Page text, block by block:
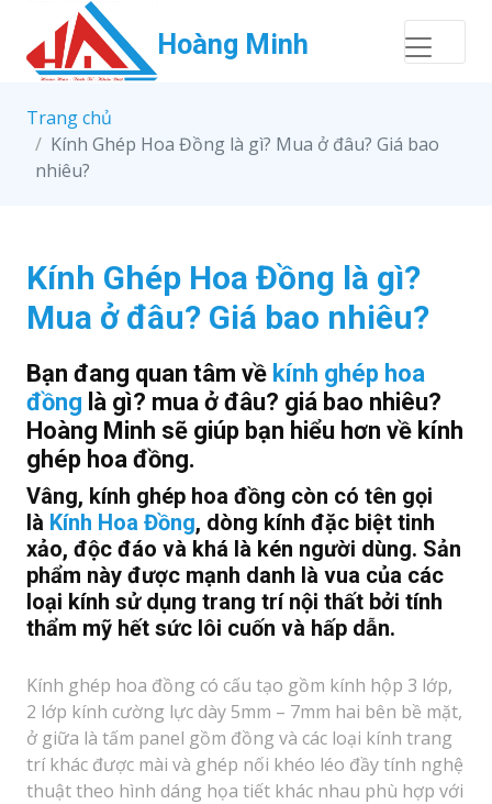
Hoàng Minh
Trang chủ
Kính Ghép Hoa Đồng là gì? Mua ở đâu? Giá bao
nhiêu?
Kính Ghép Hoa Đồng là gì?
Mua ở đâu? Giá bao nhiêu?
Bạn đang quan tâm về kính ghép hoa
đồng là gì? mua ở đâu? giá bao nhiêu?
Hoàng Minh sẽ giúp bạn hiểu hơn về kính
ghép hoa đồng.
Vâng, kính ghép hoa đồng còn có tên gọi
là Kính Hoa Đồng, dòng kính đặc biệt tinh
xảo, độc đáo và khá là kén người dùng. Sản
phẩm này được mạnh danh là vua của các
loại kính sử dụng trang trí nội thất bởi tính
thẩm mỹ hết sức lôi cuốn và hấp dẫn.
Kính ghép hoa đồng có cấu tạo gồm kính hộp 3 lớp,
2 lớp kính cường lực dày 5mm – 7mm hai bên bề mặt,
ở giữa là tấm panel gồm đồng và các loại kính trang
trí khác được mài và ghép nối khéo léo đầy tính nghệ
thuật theo hình dáng họa tiết khác nhau phù hợp với